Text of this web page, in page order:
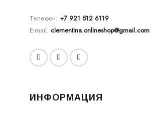
Телефон: +7 921 512 6119
E-mail: clementina.onlineshop@gmail.com
ИНФОРМАЦИЯ